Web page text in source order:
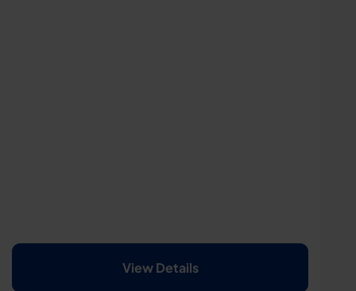
View Details